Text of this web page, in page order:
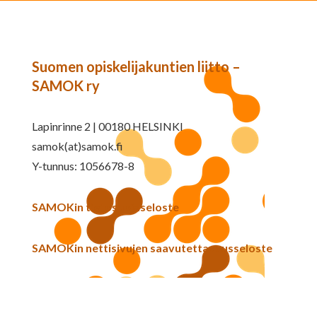
Suomen opiskelijakuntien liitto –
SAMOK ry
Lapinrinne 2 | 00180 HELSINKI
samok(at)samok.fi
Y-tunnus: 1056678-8
SAMOKin tietosuojaseloste
SAMOKin nettisivujen saavutettavuusseloste